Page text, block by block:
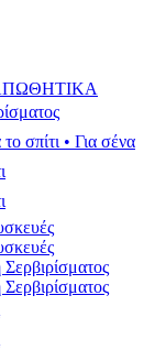
σπίτι • Για σένα